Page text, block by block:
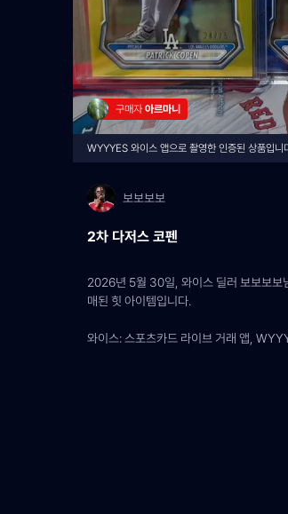
구매자 아르마니
WYYYES 와이스 앱으로 촬영한 인증된 상품입니
보보보보
2차 다저스 코펜
2026년 5월 30일, 와이스 딜러 보보보보
매된 힛 아이템입니다.
와이스: 스포츠카드 라이브 거래 앱,